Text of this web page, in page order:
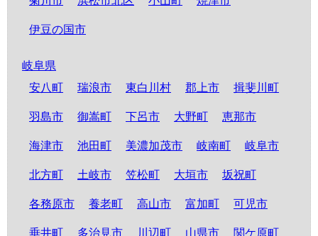
伊豆の国市
岐阜県
安八町
瑞浪市 東白川村 郡上市 揖斐川町
羽島市 御嵩町 下呂市 大野町 恵那市
海津市 池田町 美濃加茂市 岐南町 岐阜市
北方町 土岐市 笠松町 大垣市 坂祝町
各務原市 養老町 高山市 富加町 可児市
垂井町 多治見市 川辺町 山県市 関ケ原町